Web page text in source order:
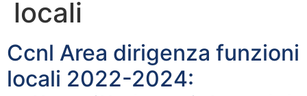
locali
Ccnl Area dirigenza funzioni
locali 2022-2024: